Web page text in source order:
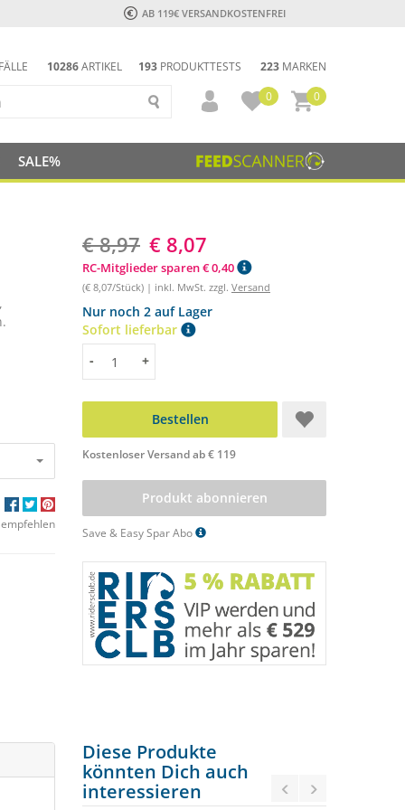
AB 119€ VERSANDKOSTENFREI
193 PRODUKTTESTS 223 MARKEN
10286ARTIKEL
0
0
SALE%
€ 8,97 € 8,07
RC-Mitglieder sparen € 0,40
(€ 8,07/Stück) | inkl. MwSt. zzgl. Versand
Nur noch 2 auf Lager
Sofort lieferbar
Menge
- +
Bestellen
Kostenloser Versand ab € 119
Produkt abonnieren
Save & Easy Spar Abo
Diese Produkte
könnten Dich auch
interessieren